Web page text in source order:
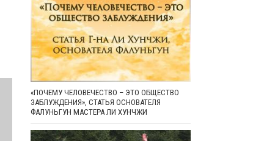
«ПОЧЕМУ ЧЕЛОВЕЧЕСТВО – ЭТО ОБЩЕСТВО
ЗАБЛУЖДЕНИЯ», СТАТЬЯ ОСНОВАТЕЛЯ
ФАЛУНЬГУН МАСТЕРА ЛИ ХУНЧЖИ